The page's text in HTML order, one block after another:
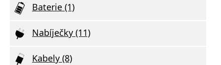
Baterie (1)
Nabíječky (11)
Kabely (8)